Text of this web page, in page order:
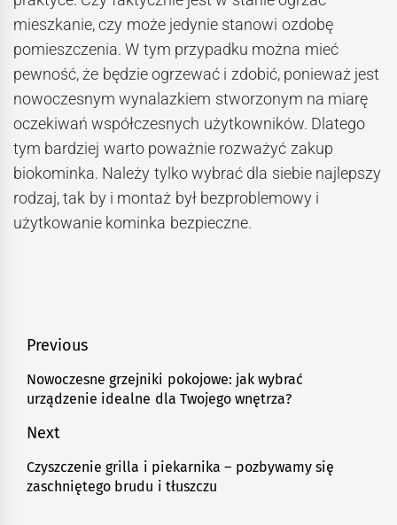
mieszkanie, czy może jedynie stanowi ozdobę
pomieszczenia. W tym przypadku można mieć
pewność, że będzie ogrzewać i zdobić, ponieważ jest
nowoczesnym wynalazkiem stworzonym na miarę
oczekiwań współczesnych użytkowników. Dlatego
tym bardziej warto poważnie rozważyć zakup
biokominka. Należy tylko wybrać dla siebie najlepszy
rodzaj, tak by i montaż był bezproblemowy i
użytkowanie kominka bezpieczne.
Nawigacja
wpisu
Previous
Previous
post:
Nowoczesne grzejniki pokojowe: jak wybrać
urządzenie idealne dla Twojego wnętrza?
Next
Next
post:
Czyszczenie grilla i piekarnika – pozbywamy się
zaschniętego brudu i tłuszczu